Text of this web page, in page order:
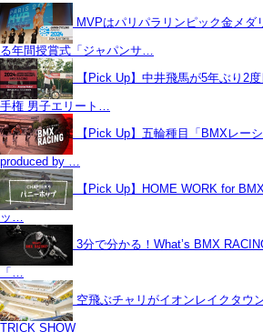
MVPはパリパラリンピック金メダ
る年間授賞式「ジャパンサ…
【Pick Up】中井飛馬が5年ぶり2
手権 男子エリート…
【Pick Up】五輪種目「BMXレー
produced by …
【Pick Up】HOME WORK for
ッ…
3分で分かる！What’s BMX
「…
空飛ぶチャリがイオンレイクタウ
TRICK SHOW